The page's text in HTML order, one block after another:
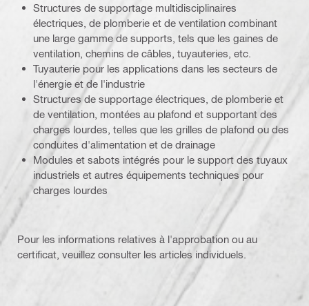
Structures de supportage multidisciplinaires
électriques, de plomberie et de ventilation combinant
une large gamme de supports, tels que les gaines de
ventilation, chemins de câbles, tuyauteries, etc.
Tuyauterie pour les applications dans les secteurs de
l'énergie et de l'industrie
Structures de supportage électriques, de plomberie et
de ventilation, montées au plafond et supportant des
charges lourdes, telles que les grilles de plafond ou des
conduites d'alimentation et de drainage
Modules et sabots intégrés pour le support des tuyaux
industriels et autres équipements techniques pour
charges lourdes
Pour les informations relatives à l'approbation ou au
certificat, veuillez consulter les articles individuels.